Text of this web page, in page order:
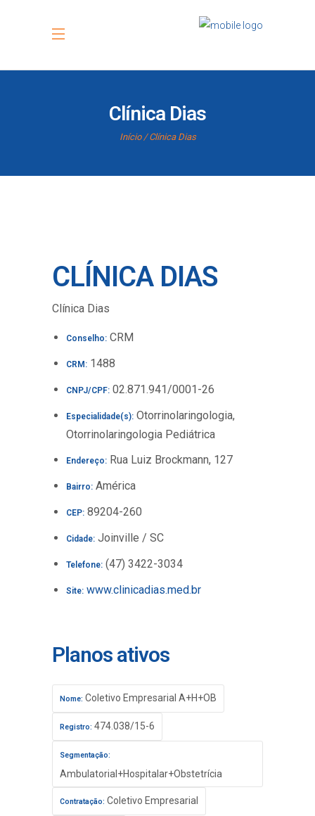
Clínica Dias
Início Clínica Dias
CLÍNICA DIAS
Clínica Dias
Conselho: CRM
CRM: 1488
CNPJ/CPF: 02.871.941/0001-26
Especialidade(s): Otorrinolaringologia,
Otorrinolaringologia Pediátrica
Endereço: Rua Luiz Brockmann, 127
Bairro: América
CEP: 89204-260
Cidade: Joinville / SC
Telefone: (47) 3422-3034
Site: www.clinicadias.med.br
Planos ativos
Nome: Coletivo Empresarial A+H+OB
Registro: 474.038/15-6
Segmentação:
Ambulatorial+Hospitalar+Obstetrícia
Contratação: Coletivo Empresarial